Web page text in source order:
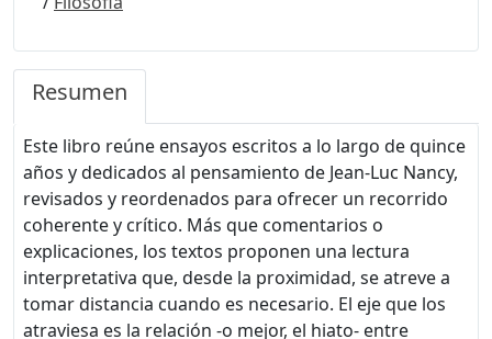
Resumen
Este libro reúne ensayos escritos a lo largo de quince
años y dedicados al pensamiento de Jean-Luc Nancy,
revisados y reordenados para ofrecer un recorrido
coherente y crítico. Más que comentarios o
explicaciones, los textos proponen una lectura
interpretativa que, desde la proximidad, se atreve a
tomar distancia cuando es necesario. El eje que los
atraviesa es la relación -o mejor, el hiato- entre